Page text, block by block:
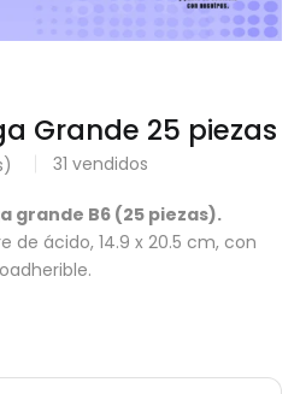
Grande 25 piezas
31 vendidos
grande B6 (25 piezas).
de ácido, 14.9 x 20.5 cm, con